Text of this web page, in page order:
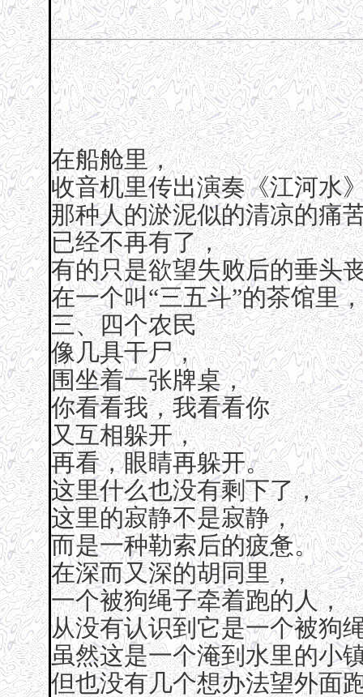
在船舱里，
收音机里传出演奏《江河水
那种人的淤泥似的清凉的痛
已经不再有了，
有的只是欲望失败后的垂头
在一个叫“三五斗”的茶馆里，
三、四个农民
像几具干尸，
围坐着一张牌桌，
你看看我，我看看你
又互相躲开，
再看，眼睛再躲开。
这里什么也没有剩下了，
这里的寂静不是寂静，
而是一种勒索后的疲惫。
在深而又深的胡同里，
一个被狗绳子牵着跑的人，
从没有认识到它是一个被狗
虽然这是一个淹到水里的小
但也没有几个想办法望外面